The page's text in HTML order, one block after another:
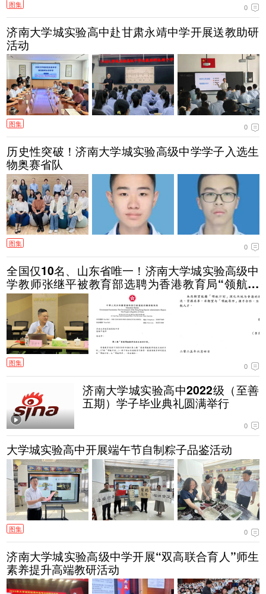
图集 0
济南大学城实验高中赴甘肃永靖中学开展送教助研
活动
图集 0
历史性突破！济南大学城实验高级中学学子入选生
物奥赛省队
图集 0
全国仅10名、山东省唯一！济南大学城实验高级中
学教师张继平被教育部选聘为香港教育局“领航导
师”
图集 0
济南大学城实验高中2022级（至善
五期）学子毕业典礼圆满举行
0
大学城实验高中开展端午节自制粽子品鉴活动
图集 0
济南大学城实验高级中学开展“双高联合育人”师生
素养提升高端教研活动